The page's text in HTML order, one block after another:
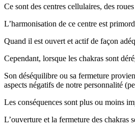
Ce sont des centres cellulaires, des
L’harmonisation de ce centre est
Quand il est ouvert et actif de façon
Cependant, lorsque les chakras sont
Son déséquilibre ou sa fermeture
aspects négatifs de notre personnalité
Les conséquences sont plus ou moins
L’ouverture et la fermeture des chakras